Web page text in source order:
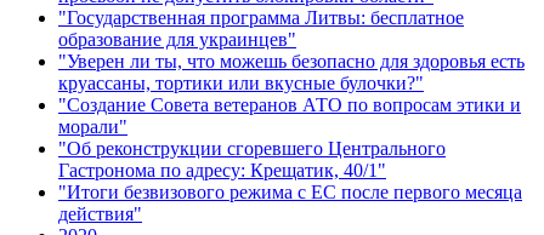
"Государственная программа Литвы: бесплатное
образование для украинцев"
"Уверен ли ты, что можешь безопасно для здоровья есть
круассаны, тортики или вкусные булочки?"
"Создание Совета ветеранов АТО по вопросам этики и
морали"
"Об реконструкции сгоревшего Центрального
Гастронома по адресу: Крещатик, 40/1"
"Итоги безвизового режима с ЕС после первого месяца
действия"